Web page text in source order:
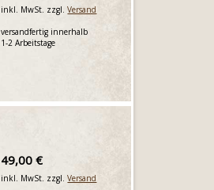
inkl. MwSt. zzgl.Versand
versandfertig innerhalb
1-2 Arbeitstage
49,00 €
inkl. MwSt. zzgl.Versand